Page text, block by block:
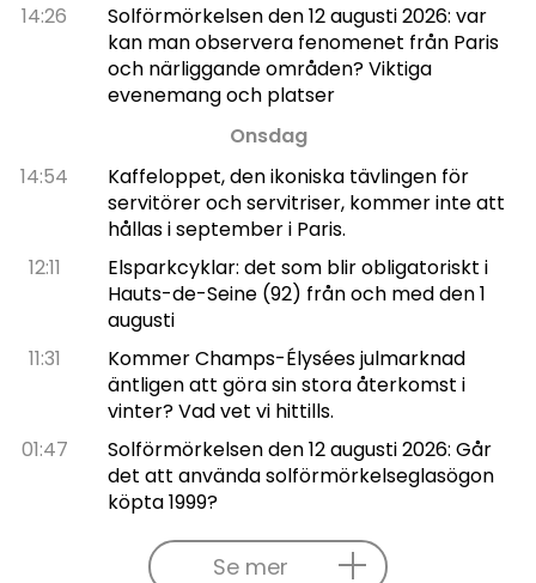
14:26
Solförmörkelsen den 12 augusti 2026: var
kan man observera fenomenet från Paris
och närliggande områden? Viktiga
evenemang och platser
Onsdag
14:54
Kaffeloppet, den ikoniska tävlingen för
servitörer och servitriser, kommer inte att
hållas i september i Paris.
12:11
Elsparkcyklar: det som blir obligatoriskt i
Hauts-de-Seine (92) från och med den 1
augusti
11:31
Kommer Champs-Élysées julmarknad
äntligen att göra sin stora återkomst i
vinter? Vad vet vi hittills.
01:47
Solförmörkelsen den 12 augusti 2026: Går
det att använda solförmörkelseglasögon
köpta 1999?
Se mer